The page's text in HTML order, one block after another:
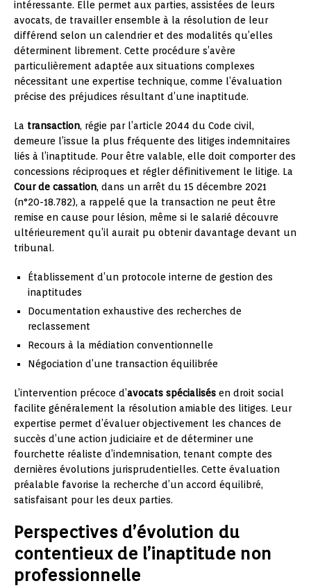
intéressante. Elle permet aux parties, assistées de leurs
avocats, de travailler ensemble à la résolution de leur
différend selon un calendrier et des modalités qu’elles
déterminent librement. Cette procédure s’avère
particulièrement adaptée aux situations complexes
nécessitant une expertise technique, comme l’évaluation
précise des préjudices résultant d’une inaptitude.
La transaction, régie par l’article 2044 du Code civil,
demeure l’issue la plus fréquente des litiges indemnitaires
liés à l’inaptitude. Pour être valable, elle doit comporter des
concessions réciproques et régler définitivement le litige. La
Cour de cassation, dans un arrêt du 15 décembre 2021
(n°20-18.782), a rappelé que la transaction ne peut être
remise en cause pour lésion, même si le salarié découvre
ultérieurement qu’il aurait pu obtenir davantage devant un
tribunal.
Établissement d’un protocole interne de gestion des
inaptitudes
Documentation exhaustive des recherches de
reclassement
Recours à la médiation conventionnelle
Négociation d’une transaction équilibrée
L’intervention précoce d’avocats spécialisés en droit social
facilite généralement la résolution amiable des litiges. Leur
expertise permet d’évaluer objectivement les chances de
succès d’une action judiciaire et de déterminer une
fourchette réaliste d’indemnisation, tenant compte des
dernières évolutions jurisprudentielles. Cette évaluation
préalable favorise la recherche d’un accord équilibré,
satisfaisant pour les deux parties.
Perspectives d’évolution du
contentieux de l’inaptitude non
professionnelle